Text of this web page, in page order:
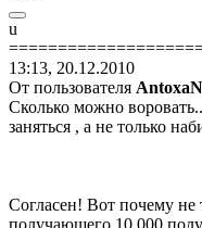
u
13:13, 20.12.2010
От пользователя
Сколько можно
заняться , а не только
Согласен! Вот почему не
получающего 10 000